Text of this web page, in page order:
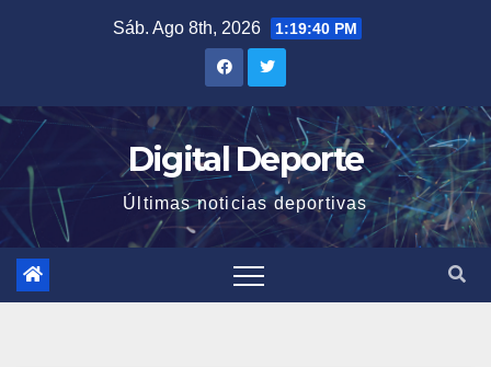
Sáb. Ago 8th, 2026 1:19:41 PM
Digital Deporte
Últimas noticias deportivas